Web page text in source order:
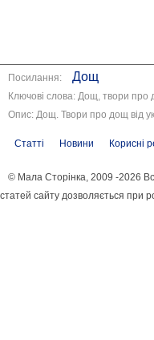
Посилання: Дощ
Ключові слова: Дощ, твори про
Опис: Дощ. Твори про дощ від
Статті Новини Корисні
© Мала Сторінка, 2009 -2026
статей сайту дозволяється при